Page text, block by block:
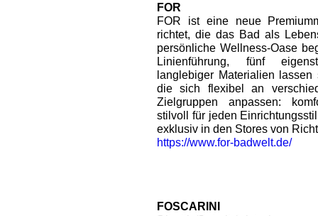
FOR
FOR ist eine neue
richtet, die das Bad als
persönliche Wellness-Oase
Linienführung, fünf
langlebiger Materialien
die sich flexibel an
Zielgruppen anpassen:
stilvoll für jeden
exklusiv in den Stores von
https://www.for-badwelt.de/
FOSCARINI